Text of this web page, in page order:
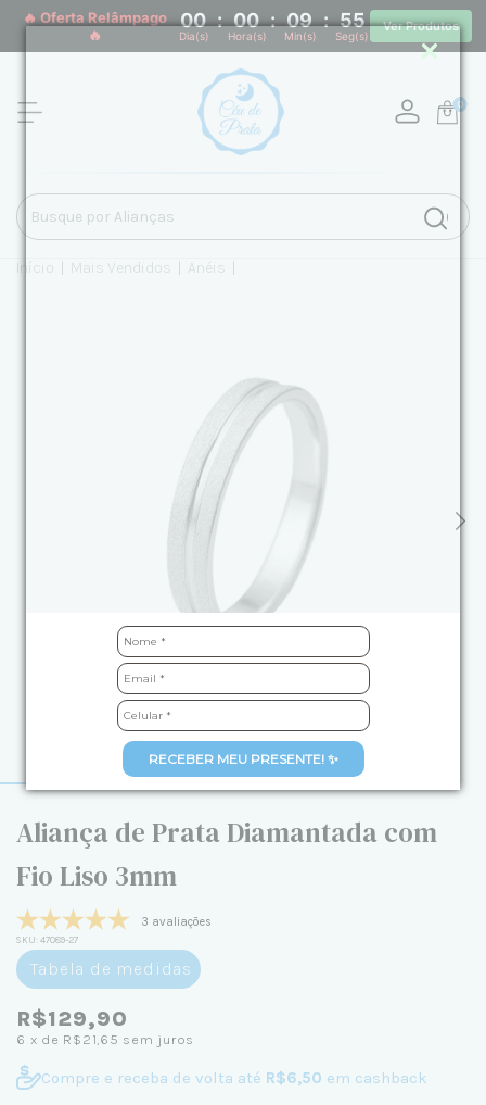
RECEBER MEU PRESENTE! ✨
🔥 Oferta Relâmpago
🔥
00 : 00 : 09 : 55
Dia(s) Hora(s) Min(s) Seg(s)
Ver Produtos
0
Início Mais Vendidos Anéis
Aliança de Prata Diamantada com
Fio Liso 3mm
3 avaliações
SKU: 47089-27
Tabela de medidas
R$129,90
6 x de R$21,65 sem juros
Compre e receba de volta até R$6,50 em cashback